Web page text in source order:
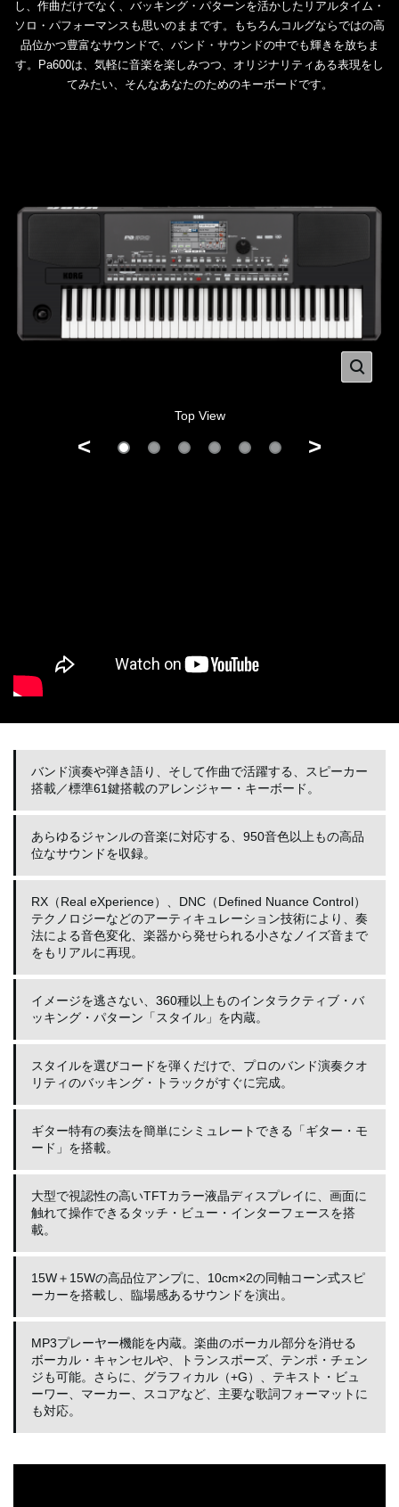
し、作曲だけでなく、バッキング・パターンを活かしたリアルタイム・
ソロ・パフォーマンスも思いのままです。もちろんコルグならではの高
品位かつ豊富なサウンドで、バンド・サウンドの中でも輝きを放ちま
す。Pa600は、気軽に音楽を楽しみつつ、オリジナリティある表現をし
てみたい、そんなあなたのためのキーボードです。
Top View
< >
バンド演奏や弾き語り、そして作曲で活躍する、スピーカー
搭載／標準61鍵搭載のアレンジャー・キーボード。
あらゆるジャンルの音楽に対応する、950音色以上もの高品
位なサウンドを収録。
RX（Real eXperience）、DNC（Defined Nuance Control）
テクノロジーなどのアーティキュレーション技術により、奏
法による音色変化、楽器から発せられる小さなノイズ音まで
をもリアルに再現。
イメージを逃さない、360種以上ものインタラクティブ・バ
ッキング・パターン「スタイル」を内蔵。
スタイルを選びコードを弾くだけで、プロのバンド演奏クオ
リティのバッキング・トラックがすぐに完成。
ギター特有の奏法を簡単にシミュレートできる「ギター・モ
ード」を搭載。
大型で視認性の高いTFTカラー液晶ディスプレイに、画面に
触れて操作できるタッチ・ビュー・インターフェースを搭
載。
15W＋15Wの高品位アンプに、10cm×2の同軸コーン式スピ
ーカーを搭載し、臨場感あるサウンドを演出。
MP3プレーヤー機能を内蔵。楽曲のボーカル部分を消せる
ボーカル・キャンセルや、トランスポーズ、テンポ・チェン
ジも可能。さらに、グラフィカル（+G）、テキスト・ビュ
ーワー、マーカー、スコアなど、主要な歌詞フォーマットに
も対応。